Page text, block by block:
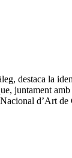
destaca la
juntament
d’Art de